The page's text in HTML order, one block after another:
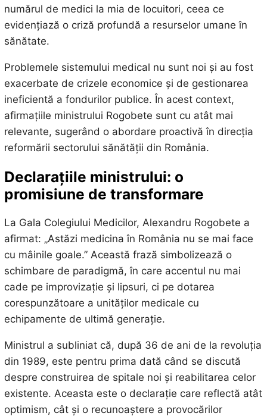
numărul de medici la mia de locuitori, ceea ce
evidențiază o criză profundă a resurselor umane în
sănătate.
Problemele sistemului medical nu sunt noi și au fost
exacerbate de crizele economice și de gestionarea
ineficientă a fondurilor publice. În acest context,
afirmațiile ministrului Rogobete sunt cu atât mai
relevante, sugerând o abordare proactivă în direcția
reformării sectorului sănătății din România.
Declarațiile ministrului: o
promisiune de transformare
La Gala Colegiului Medicilor, Alexandru Rogobete a
afirmat: „Astăzi medicina în România nu se mai face
cu mâinile goale.” Această frază simbolizează o
schimbare de paradigmă, în care accentul nu mai
cade pe improvizație și lipsuri, ci pe dotarea
corespunzătoare a unităților medicale cu
echipamente de ultimă generație.
Ministrul a subliniat că, după 36 de ani de la revoluția
din 1989, este pentru prima dată când se discută
despre construirea de spitale noi și reabilitarea celor
existente. Aceasta este o declarație care reflectă atât
optimism, cât și o recunoaștere a provocărilor